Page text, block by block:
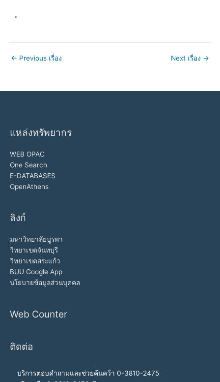
"
← Previous เรื่อง Next เรื่อง →
แหล่งทรัพยากร
WEB OPAC
One Search
E-DATABASES
OpenAthens
ลิงก์
มหาวิทยาลัยบูรพา
วิทยาเขตจันทบุรี
วิทยาเขตสระแก้ว
BUU Google App
นโยบายข้อมูลส่วนบุคคล
Web Counter
ติดต่อ
บริการตอบคำถามและช่วยค้นคว้า 0-3810-2475